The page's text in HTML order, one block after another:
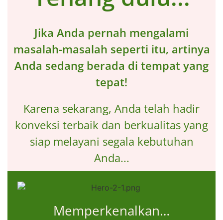
Jika Anda pernah mengalami
masalah-masalah seperti itu, artinya
Anda sedang berada di tempat yang
tepat!
Karena sekarang, Anda telah hadir
konveksi terbaik dan berkualitas yang
siap melayani segala kebutuhan
Anda...
Memperkenalkan…